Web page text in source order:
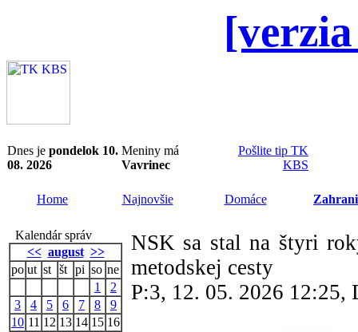
Dnes je pondelok 10.
08. 2026
Meniny má
Vavrinec
Pošlite tip TK
KBS
Home Najnovšie Domáce
Kalendár správ
<< august >>
po ut st št pi so ne
1
2
3
4 5 6 7 8
9
10 11 12 13 14 15 16
NSK sa stal na štyri
metodskej cesty
P:3, 12. 05. 2026 12:25,